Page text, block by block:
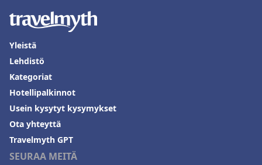
SEURAA MEITÄ
Yleistä
Lehdistö
Kategoriat
Hotellipalkinnot
Usein kysytyt kysymykset
Ota yhteyttä
Travelmyth GPT